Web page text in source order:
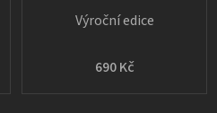
690 Kč
Výroční edice